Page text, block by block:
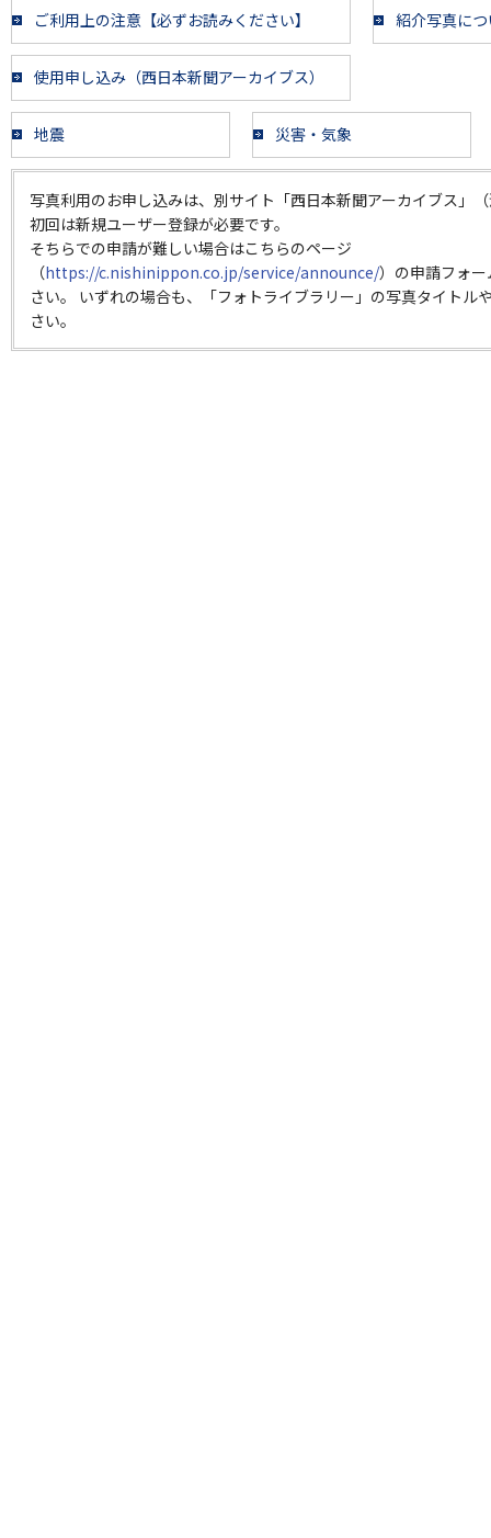
ご利用上の注意【必ずお読みください】 紹介写真に
使用申し込み（西日本新聞アーカイブス）
地震 災害・気象
写真利用のお申し込みは、別サイト「西日本新聞アーカイブス」
初回は新規ユーザー登録が必要です。
そちらでの申請が難しい場合はこちらのページ
（https://c.nishinippon.co.jp/service/announce/）の申請フォ
さい。 いずれの場合も、「フォトライブラリー」の写真タイトル
さい。